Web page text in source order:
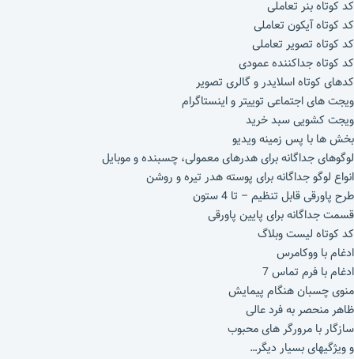
کد کوتاه بنر تعاملی
کد کوتاه آیکون تعاملی
کد کوتاه تصویر تعاملی
کد کوتاه جداکننده عمودی
کدهای کوتاه اسلایدر و گالری تصویر
ویجت های اجتماعی توییتر و اینستاگرام
ویجت کشویی سبد خرید
بخش ها با پس زمینه ویدیو
لوگوهای جداگانه برای هدرهای معمولی، چسبنده و موبایل
انواع لوگو جداگانه برای پوسته هدر تیره و روشن
طرح پاورقی قابل تنظیم – تا 4 ستون
قسمت جداگانه برای پایین پاورقی
کد کوتاه لیست وبلاگ
ادغام با ووکامرس
ادغام با فرم تماس 7
منوی چسبان هنگام پیمایش
ظاهر منحصر به فرد عالی
سازگار با مرورگر های محبوب
و ویژگیهای بسیار دیگر…